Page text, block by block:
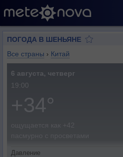
ПОГОДА В ШЕНЬЯНЕ
Все страны › Китай
6 августа, четверг
19:00
+34°
ощущается как +42
Давление